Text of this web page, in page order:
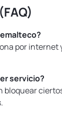
por internet
servicio?